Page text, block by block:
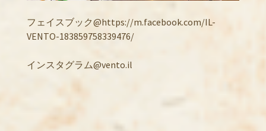
フェイスブック@https://m.facebook.com/IL-
VENTO-183859758339476/
インスタグラム@vento.il